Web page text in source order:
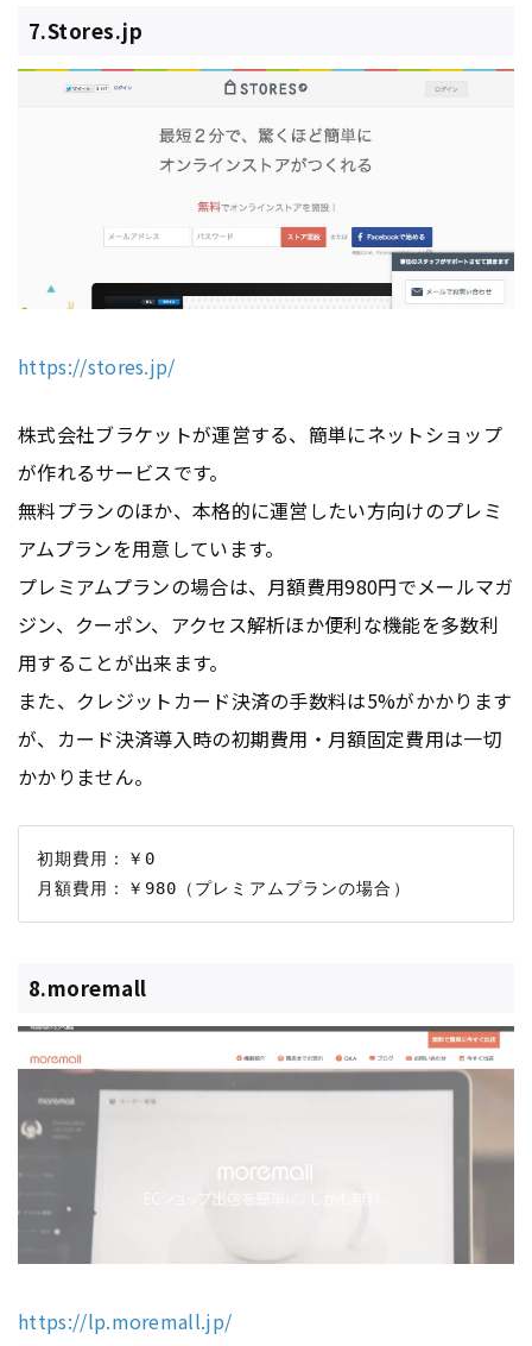
7.Stores.jp
https://stores.jp/
株式会社ブラケットが運営する、簡単にネットショップ
が作れるサービスです。
無料プランのほか、本格的に運営したい方向けのプレミ
アムプランを用意しています。
プレミアムプランの場合は、月額費用980円でメールマガ
ジン、クーポン、アクセス解析ほか便利な機能を多数利
用することが出来ます。
また、クレジットカード決済の手数料は5%がかかります
が、カード決済導入時の初期費用・月額固定費用は一切
かかりません。
初期費用：￥0
8.moremall
https://lp.moremall.jp/